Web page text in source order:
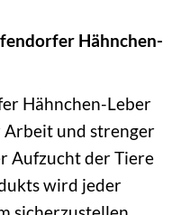
Hähnchen-
Hähnchen-Leber
Arbeit und strenger
Aufzucht der Tiere
wird jeder